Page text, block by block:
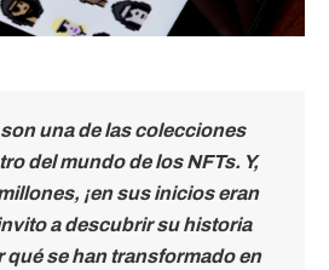
una de las colecciones
del mundo de los NFTs. Y,
¡en sus inicios eran
a descubrir su historia
qué se han transformado en